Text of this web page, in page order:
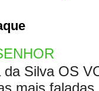
da Silva OS